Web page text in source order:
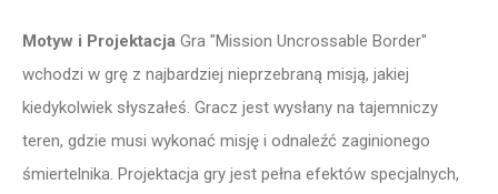
Motyw i Projektacja Gra "Mission Uncrossable Border"
wchodzi w grę z najbardziej nieprzebraną misją, jakiej
kiedykolwiek słyszałeś. Gracz jest wysłany na tajemniczy
teren, gdzie musi wykonać misję i odnaleźć zaginionego
śmiertelnika. Projektacja gry jest pełna efektów specjalnych,